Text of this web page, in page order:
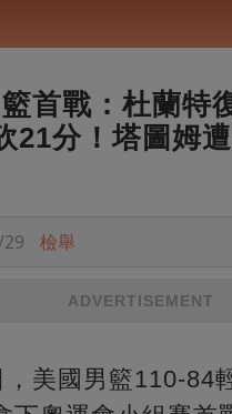
首戰：杜蘭特
21分！塔圖姆
檢舉
ADVERTISEMENT
，美國男籃110-84